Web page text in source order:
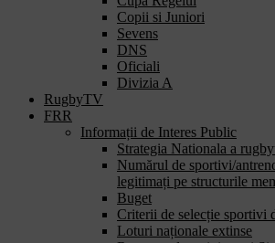
Copii si Juniori
Sevens
DNS
Oficiali
Divizia A
RugbyTV
FRR
Informații de Interes Public
Strategia Nationala a
Numărul de sportivi/
legitimați pe structurile
Buget
Criterii de selecție sportivi
Loturi naționale extinse